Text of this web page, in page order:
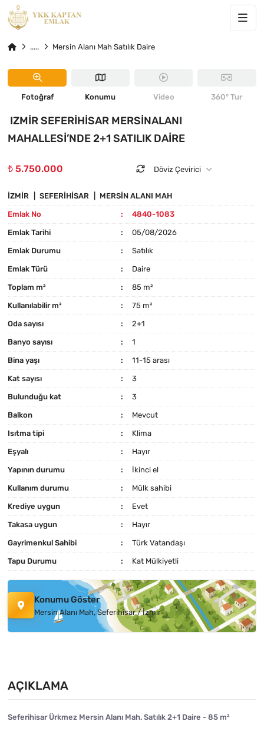
Mersin Alanı Mah Satılık Daire
ÖNE ÇIKAN
Fotoğraf Konumu Video 360° Tur
IZMIR SEFERIHISAR MERSINALANI
MAHALLESI’NDE 2+1 SATILIK DAIRE
₺ 5.750.000 Döviz Çevirici
İZMIR SEFERIHISAR MERSIN ALANI MAH
Emlak No 4840-1083
Emlak Tarihi 05/08/2026
Emlak Durumu Satılık
Emlak Türü Daire
Toplam m² 85 m²
Kullanılabilir m² 75 m²
Oda sayısı 2+1
Banyo sayısı 1
Bina yaşı 11-15 arası
Kat sayısı 3
Bulunduğu kat 3
Balkon Mevcut
Isıtma tipi Klima
Eşyalı Hayır
Yapının durumu İkinci el
Kullanım durumu Mülk sahibi
Krediye uygun Evet
Takasa uygun Hayır
Gayrimenkul Sahibi Türk Vatandaşı
Tapu Durumu Kat Mülkiyetli
Konumu Göster
Mersin Alanı Mah, Seferihisar / İzmir
AÇIKLAMA
Seferihisar Ürkmez Mersin Alanı Mah. Satılık 2+1 Daire - 85 m²